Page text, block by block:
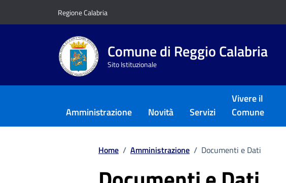
Regione Calabria
Comune di Reggio Calabria
Sito Istituzionale
Amministrazione Novità Servizi
Vivere il
Comune
Home / Amministrazione / Documenti e Dati